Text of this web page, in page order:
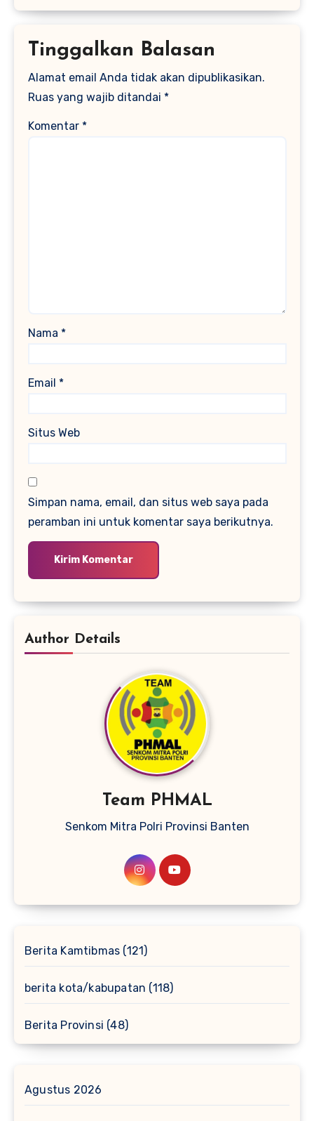
Tinggalkan Balasan
Alamat email Anda tidak akan dipublikasikan.
Ruas yang wajib ditandai *
Komentar *
Nama *
Email *
Situs Web
Simpan nama, email, dan situs web saya pada
peramban ini untuk komentar saya berikutnya.
Author Details
Team PHMAL
Senkom Mitra Polri Provinsi Banten
Berita Kamtibmas (121)
berita kota/kabupatan (118)
Berita Provinsi (48)
Agustus 2026